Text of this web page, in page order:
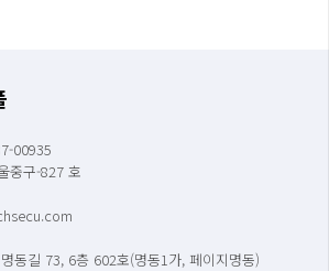
00935
중구-827 호
동길 73, 6층 602호(명동1가, 페이지명동)